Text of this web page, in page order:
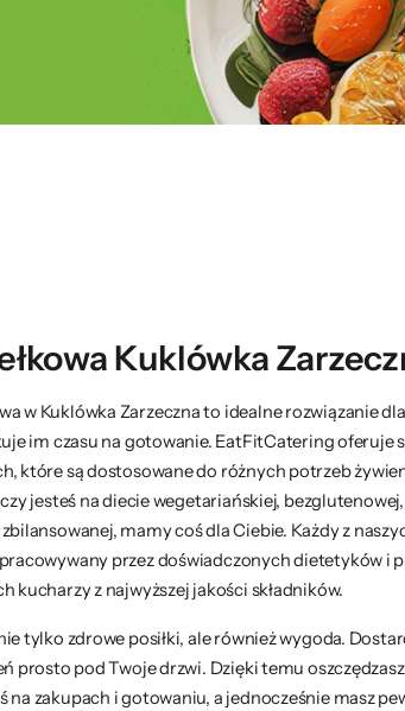
Kuklówka
w Kuklówka Zarzeczna to idealne rozwiązanie
im czasu na gotowanie. EatFitCatering oferuje
które są dostosowane do różnych potrzeb
jesteś na diecie wegetariańskiej,
mamy coś dla Ciebie. Każdy z
przez doświadczonych dietetyków i
kucharzy z najwyższej jakości składników.
tylko zdrowe posiłki, ale również wygoda.
prosto pod Twoje drzwi. Dzięki temu
na zakupach i gotowaniu, a jednocześnie masz